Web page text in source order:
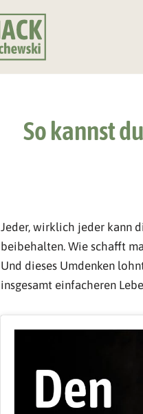
So kannst
Jeder, wirklich jeder kann
beibehalten. Wie schafft
Und dieses Umdenken
insgesamt einfacheren